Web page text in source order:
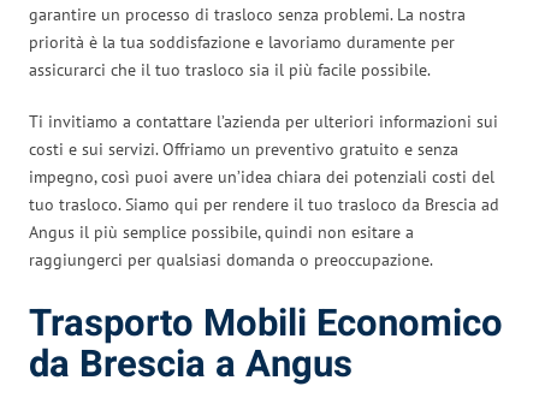
garantire un processo di trasloco senza problemi. La nostra
priorità è la tua soddisfazione e lavoriamo duramente per
assicurarci che il tuo trasloco sia il più facile possibile.
Ti invitiamo a contattare l’azienda per ulteriori informazioni sui
costi e sui servizi. Offriamo un preventivo gratuito e senza
impegno, così puoi avere un’idea chiara dei potenziali costi del
tuo trasloco. Siamo qui per rendere il tuo trasloco da Brescia ad
Angus il più semplice possibile, quindi non esitare a
raggiungerci per qualsiasi domanda o preoccupazione.
Trasporto Mobili Economico
da Brescia a Angus